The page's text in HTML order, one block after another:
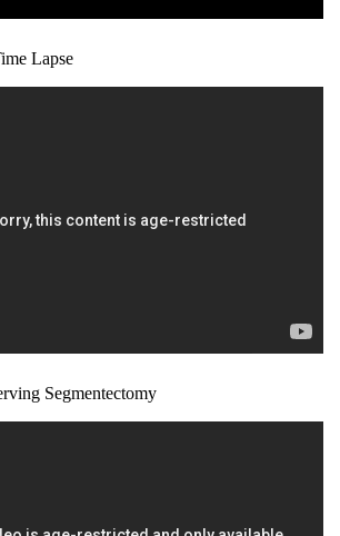
Lapse
Segmentectomy